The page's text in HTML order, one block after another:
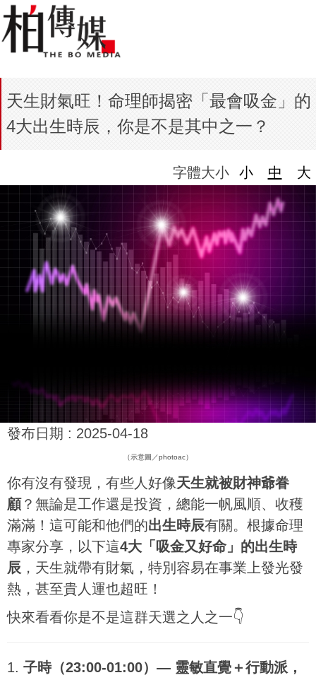
天生財氣旺！命理師揭密「最會吸金」的
4大出生時辰，你是不是其中之一？
字體大小 小 中 大
發布日期 : 2025-04-18
（示意圖／photoac）
你有沒有發現，有些人好像天生就被財神爺眷
顧？無論是工作還是投資，總能一帆風順、收穫
滿滿！這可能和他們的出生時辰有關。根據命理
專家分享，以下這4大「吸金又好命」的出生時
辰 ，天生就帶有財氣，特別容易在事業上發光發
熱，甚至貴人運也超旺！
快來看看你是不是這群天選之人之一👇
1. 子時（23:00-01:00）— 靈敏直覺＋行動派，